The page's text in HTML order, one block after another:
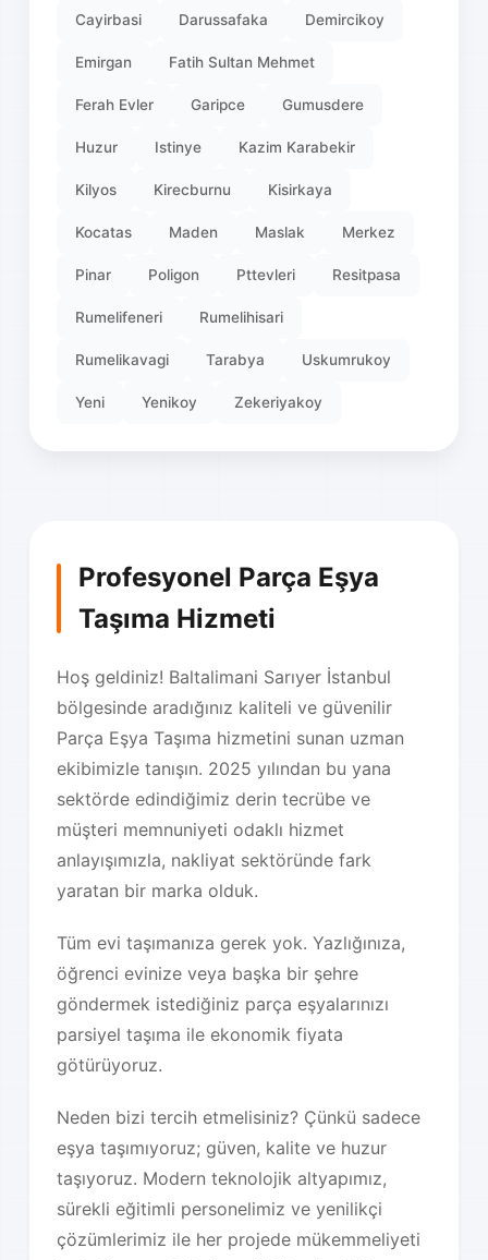
Profesyonel Parça Eşya
Taşıma Hizmeti
Hoş geldiniz! Baltalimani Sarıyer İstanbul
bölgesinde aradığınız kaliteli ve güvenilir
Parça Eşya Taşıma hizmetini sunan uzman
ekibimizle tanışın. 2025 yılından bu yana
sektörde edindiğimiz derin tecrübe ve
müşteri memnuniyeti odaklı hizmet
anlayışımızla, nakliyat sektöründe fark
yaratan bir marka olduk.
Tüm evi taşımanıza gerek yok. Yazlığınıza,
öğrenci evinize veya başka bir şehre
göndermek istediğiniz parça eşyalarınızı
parsiyel taşıma ile ekonomik fiyata
götürüyoruz.
Neden bizi tercih etmelisiniz? Çünkü sadece
eşya taşımıyoruz; güven, kalite ve huzur
taşıyoruz. Modern teknolojik altyapımız,
sürekli eğitimli personelimiz ve yenilikçi
çözümlerimiz ile her projede mükemmeliyeti
Cayirbasi Darussafaka Demircikoy
Emirgan Fatih Sultan Mehmet
Ferah Evler Garipce Gumusdere
Huzur Istinye Kazim Karabekir
Kilyos Kirecburnu Kisirkaya
Kocatas Maden Maslak Merkez
Pinar Poligon Pttevleri Resitpasa
Rumelifeneri Rumelihisari
Rumelikavagi Tarabya Uskumrukoy
Yeni Yenikoy Zekeriyakoy